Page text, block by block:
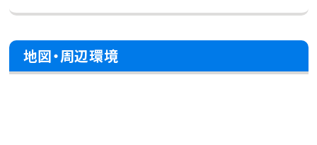
地図・周辺環境